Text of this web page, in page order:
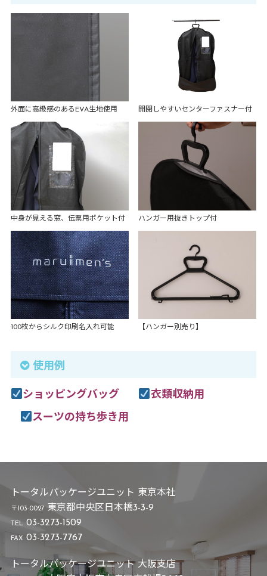
外面に高級感のあるEVA生地使用 開閉しやすいセンターファスナー付
中身が見える窓、伝票用ポケット付 ハンガー用抜きトップ付
100枚からシルク印刷名入れ可能 【ハンガー別売り】
使用例
ショッピングバッグ
衣類収納用
スーツの持ち歩き用
トータルパッケージユニット 東京本社
〒103-0027東京都中央区日本橋3-3-9
TEL 03-3273-1509
FAX 03-3273-7767
トータルパッケージユニット 大阪支店